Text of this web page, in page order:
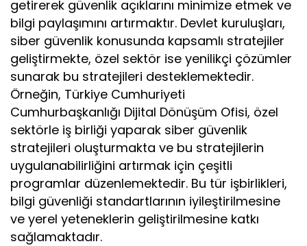
getirerek güvenlik açıklarını minimize etmek ve
bilgi paylaşımını artırmaktır. Devlet kuruluşları,
siber güvenlik konusunda kapsamlı stratejiler
geliştirmekte, özel sektör ise yenilikçi çözümler
sunarak bu stratejileri desteklemektedir.
Örneğin, Türkiye Cumhuriyeti
Cumhurbaşkanlığı Dijital Dönüşüm Ofisi, özel
sektörle iş birliği yaparak siber güvenlik
stratejileri oluşturmakta ve bu stratejilerin
uygulanabilirliğini artırmak için çeşitli
programlar düzenlemektedir. Bu tür işbirlikleri,
bilgi güvenliği standartlarının iyileştirilmesine
ve yerel yeteneklerin geliştirilmesine katkı
sağlamaktadır.